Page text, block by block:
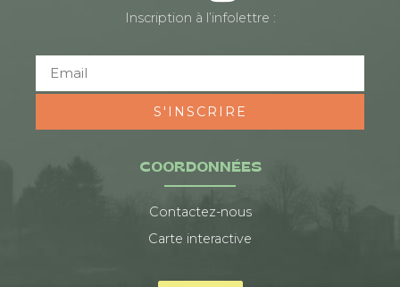
COORDONNÉES
Contactez-nous
Carte interactive
Inscription à l’infolettre :
S'INSCRIRE